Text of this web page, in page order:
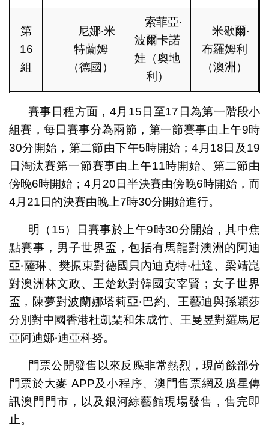
第
16
組
尼娜‧米
特蘭姆
（德國）
索菲亞‧
波爾卡諾
娃（奧地
利）
米歇爾‧
布羅姆利
（澳洲）
賽事日程方面，4月15日至17日為第一階段小
組賽，每日賽事分為兩節，第一節賽事由上午9時
30分開始，第二節由下午5時開始；4月18日及19
日淘汰賽第一節賽事由上午11時開始、第二節由
傍晚6時開始；4月20日半決賽由傍晚6時開始，而
4月21日的決賽由晚上7時30分開始進行。
明（15）日賽事於上午9時30分開始，其中焦
點賽事，男子世界盃，包括有馬龍對澳洲的阿迪
亞‧薩琳、樊振東對德國貝內迪克特‧杜達、梁靖崑
對澳洲林文政、王楚欽對韓國安宰賢；女子世界
盃，陳夢對波蘭娜塔莉亞‧巴約、王藝迪與孫穎莎
分別對中國香港杜凱琹和朱成竹、王曼昱對羅馬尼
亞阿迪娜‧迪亞科努。
門票公開發售以來反應非常熱烈，現尚餘部分
門票於大麥 APP及小程序、澳門售票網及廣星傳
訊澳門門市，以及銀河綜藝館現場發售，售完即
止。